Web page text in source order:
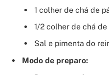
1 colher de chá de
1/2 colher de chá
Sal e pimenta do
Modo de preparo: